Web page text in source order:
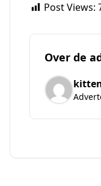
Post Views:
Over de